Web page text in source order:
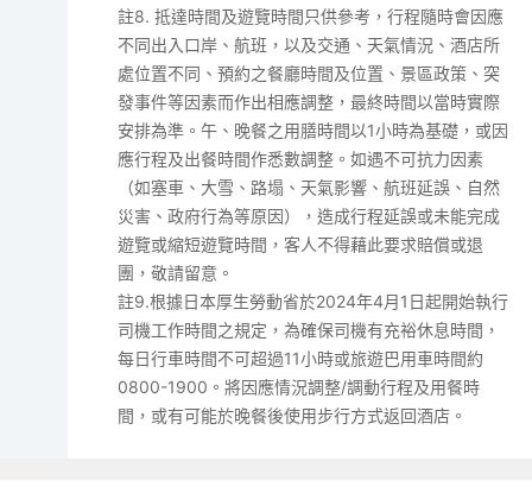
註8. 抵達時間及遊覽時間只供參考，行程隨時會因應
不同出入口岸、航班，以及交通、天氣情況、酒店所
處位置不同、預約之餐廳時間及位置、景區政策、突
發事件等因素而作出相應調整，最終時間以當時實際
安排為準。午、晚餐之用膳時間以1小時為基礎，或因
應行程及出餐時間作悉數調整。如遇不可抗力因素
（如塞車、大雪、路塌、天氣影響、航班延誤、自然
災害、政府行為等原因），造成行程延誤或未能完成
遊覽或縮短遊覽時間，客人不得藉此要求賠償或退
團，敬請留意。
註9.根據日本厚生勞動省於2024年4月1日起開始執行
司機工作時間之規定，為確保司機有充裕休息時間，
每日行車時間不可超過11小時或旅遊巴用車時間約
0800-1900。將因應情況調整/調動行程及用餐時
間，或有可能於晚餐後使用步行方式返回酒店。